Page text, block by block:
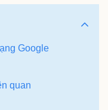
Google
quan